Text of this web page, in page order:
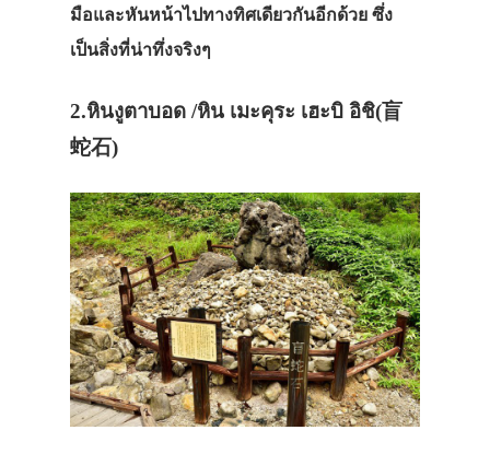
มือและหันหน้าไปทางทิศเดียวกันอีกด้วย ซึ่ง
เป็นสิ่งที่น่าทึ่งจริงๆ
2.หินงูตาบอด /หิน เมะคุระ เฮะบิ อิชิ(盲
蛇石)